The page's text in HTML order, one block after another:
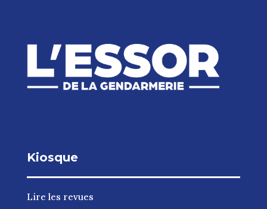
Kiosque
Lire les revues